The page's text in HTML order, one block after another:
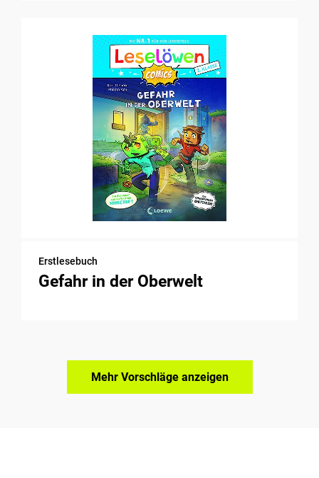
Erstlesebuch
Gefahr in der Oberwelt
Mehr Vorschläge anzeigen